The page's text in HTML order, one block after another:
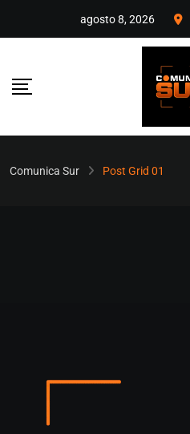
agosto 8, 2026
Comunica Sur Post Grid 01